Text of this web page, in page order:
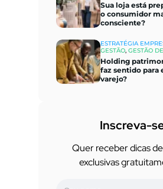
Sua loja está
o consumidor
consciente?
ESTRATÉGIA
GESTÃO, GESTÃO
Holding
faz sentido para
varejo?
Inscreva-
Quer receber dicas
exclusivas